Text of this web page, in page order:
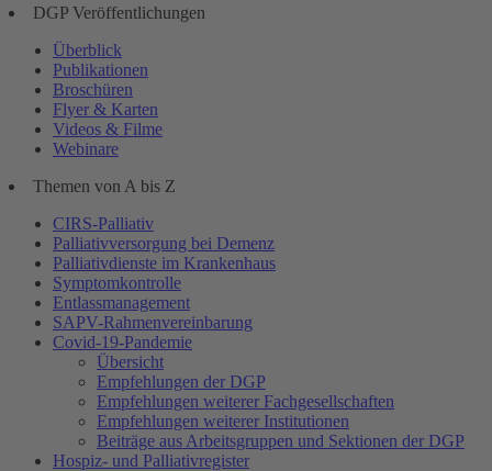
DGP Veröffentlichungen
Überblick
Publikationen
Broschüren
Flyer & Karten
Videos & Filme
Webinare
Themen von A bis Z
CIRS-Palliativ
Palliativversorgung bei Demenz
Palliativdienste im Krankenhaus
Symptomkontrolle
Entlassmanagement
SAPV-Rahmenvereinbarung
Covid-19-Pandemie
Übersicht
Empfehlungen der DGP
Empfehlungen weiterer Fachgesellschaften
Empfehlungen weiterer Institutionen
Beiträge aus Arbeitsgruppen und Sektionen der DGP
Hospiz- und Palliativregister